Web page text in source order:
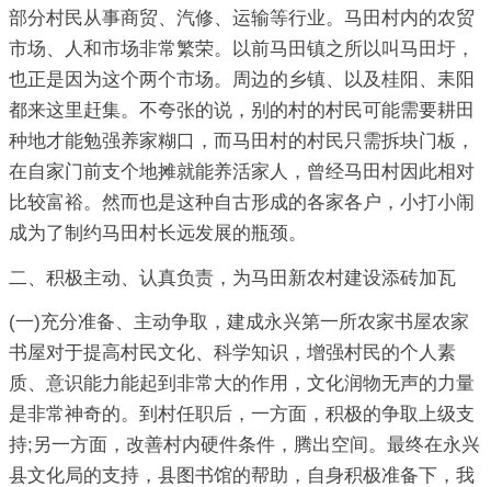
部分村民从事商贸、汽修、运输等行业。马田村内的农贸
市场、人和市场非常繁荣。以前马田镇之所以叫马田圩，
也正是因为这个两个市场。周边的乡镇、以及桂阳、耒阳
都来这里赶集。不夸张的说，别的村的村民可能需要耕田
种地才能勉强养家糊口，而马田村的村民只需拆块门板，
在自家门前支个地摊就能养活家人，曾经马田村因此相对
比较富裕。然而也是这种自古形成的各家各户，小打小闹
成为了制约马田村长远发展的瓶颈。
二、积极主动、认真负责，为马田新农村建设添砖加瓦
(一)充分准备、主动争取，建成永兴第一所农家书屋农家
书屋对于提高村民文化、科学知识，增强村民的个人素
质、意识能力能起到非常大的作用，文化润物无声的力量
是非常神奇的。到村任职后，一方面，积极的争取上级支
持;另一方面，改善村内硬件条件，腾出空间。最终在永兴
县文化局的支持，县图书馆的帮助，自身积极准备下，我